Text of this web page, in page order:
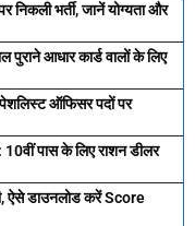
भर्ती, जानें योग्यता और
आधार कार्ड वालों के लिए
ऑफिसर पदों पर
पास के लिए राशन डीलर
ऐसे डाउनलोड करें Score